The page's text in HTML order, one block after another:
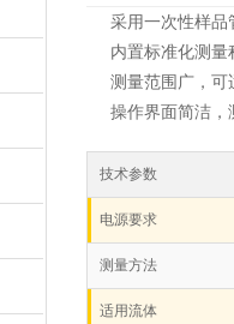
采用一次性样品
内置标准化测
测量范围广，可
操作界面简洁，
技术参数
电源要求
测量方法
适用流体